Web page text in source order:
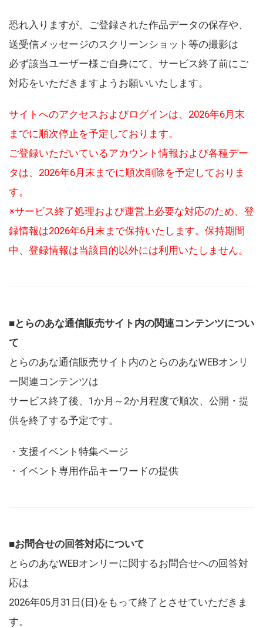
恐れ入りますが、ご登録された作品データの保存や、
送受信メッセージのスクリーンショット等の撮影は
必ず該当ユーザー様ご自身にて、サービス終了前にご
対応をいただきますようお願いいたします。
サイトへのアクセスおよびログインは、2026年6月末
までに順次停止を予定しております。
ご登録いただいているアカウント情報および各種デー
タは、2026年6月末までに順次削除を予定しておりま
す。
※サービス終了処理および運営上必要な対応のため、登
録情報は2026年6月末まで保持いたします。保持期間
中、登録情報は当該目的以外には利用いたしません。
■とらのあな通信販売サイト内の関連コンテンツについ
て
とらのあな通信販売サイト内のとらのあなWEBオンリ
ー関連コンテンツは
サービス終了後、1か月～2か月程度で順次、公開・提
供を終了する予定です。
・支援イベント特集ページ
・イベント専用作品キーワードの提供
■お問合せの回答対応について
とらのあなWEBオンリーに関するお問合せへの回答対
応は
2026年05月31日(日)をもって終了とさせていただきま
す。